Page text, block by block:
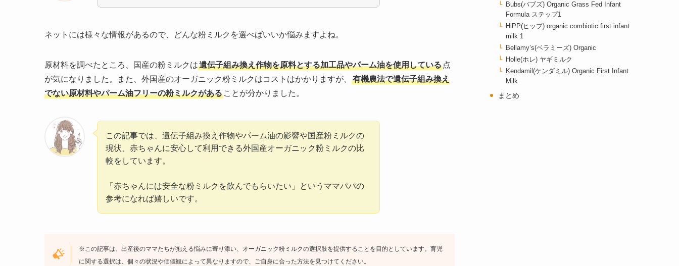
ネットには様々な情報があるので、どんな粉ミルクを選べばいいか悩みますよね。
原材料を調べたところ、国産の粉ミルクは遺伝子組み換え作物を原料とする加工品やパーム油を使用している 点
が気になりました。また、外国産のオーガニック粉ミルクはコストはかかりますが、
有機農法で遺伝子組み換え
でない原材料やパーム油フリーの粉ミルクがある ことが分かりました。
この記事では、遺伝子組み換え作物やパーム油の影響や国産粉ミルクの
現状、赤ちゃんに安心して利用できる外国産オーガニック粉ミルクの比
較をしています。
「赤ちゃんには安全な粉ミルクを飲んでもらいたい」というママパパの
参考になれば嬉しいです。
※この記事は、出産後のママたちが抱える悩みに寄り添い、オーガニック粉ミルクの選択肢を提供することを目的としています。育児
に関する選択は、個々の状況や価値観によって異なりますので、ご自身に合った方法を見つけてください。
Bubs(バブズ) Organic Grass Fed Infant
Formula ステップ1
HiPP(ヒップ) organic combiotic first infant
milk 1
Bellamy’s(ベラミーズ) Organic
Holle(ホレ) ヤギミルク
Kendamil(ケンダミル) Organic First Infant
Milk
まとめ